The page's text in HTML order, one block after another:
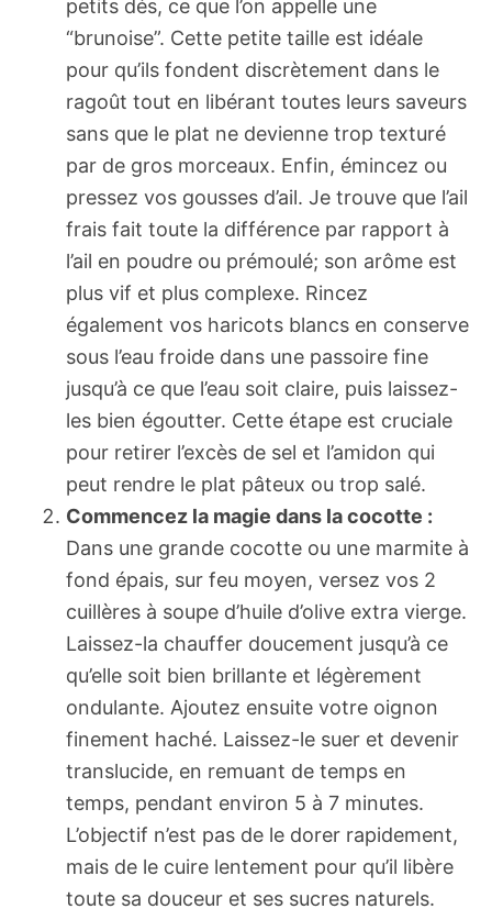
petits dés, ce que l’on appelle une
“brunoise”. Cette petite taille est idéale
pour qu’ils fondent discrètement dans le
ragoût tout en libérant toutes leurs saveurs
sans que le plat ne devienne trop texturé
par de gros morceaux. Enfin, émincez ou
pressez vos gousses d’ail. Je trouve que l’ail
frais fait toute la différence par rapport à
l’ail en poudre ou prémoulé; son arôme est
plus vif et plus complexe. Rincez
également vos haricots blancs en conserve
sous l’eau froide dans une passoire fine
jusqu’à ce que l’eau soit claire, puis laissez-
les bien égoutter. Cette étape est cruciale
pour retirer l’excès de sel et l’amidon qui
peut rendre le plat pâteux ou trop salé.
Commencez la magie dans la cocotte :
Dans une grande cocotte ou une marmite à
fond épais, sur feu moyen, versez vos 2
cuillères à soupe d’huile d’olive extra vierge.
Laissez-la chauffer doucement jusqu’à ce
qu’elle soit bien brillante et légèrement
ondulante. Ajoutez ensuite votre oignon
finement haché. Laissez-le suer et devenir
translucide, en remuant de temps en
temps, pendant environ 5 à 7 minutes.
L’objectif n’est pas de le dorer rapidement,
mais de le cuire lentement pour qu’il libère
toute sa douceur et ses sucres naturels.